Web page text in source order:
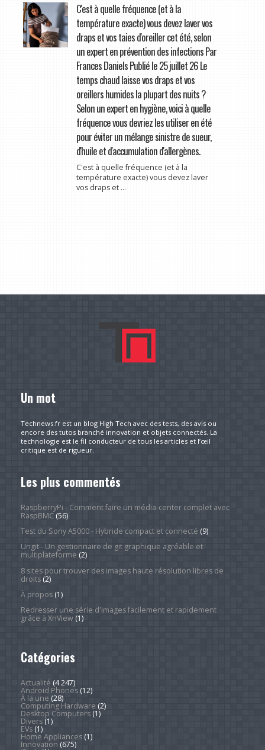
C'est à quelle fréquence (et à la
température exacte) vous devez laver vos
draps et vos taies d'oreiller cet été, selon
un expert en prévention des infections Par
Frances Daniels Publié le 25 juillet 26 Le
temps chaud laisse vos draps et vos
oreillers humides la plupart des nuits ?
Selon un expert en hygiène, voici à quelle
fréquence vous devriez les utiliser en été
pour éviter un mélange sinistre de sueur,
d'huile et d'accumulation d'allergènes.
C'est à quelle fréquence (et à la
température exacte) vous devez laver
vos draps et ...
Un mot
Technews.fr est un blog High Tech avec des tests, des avis ou
encore des tutos branché innovation et objets connectés. La
technologie est le fil conducteur de tous les articles et l’œil
critique est de rigueur.
Les plus commentés
RaspberryPi - Comment faire un média-center complet avec
RaspBMC(56)
Test du Sony A5000 - Hybride compact et connecté (9)
Ungit - Un gestionnaire de git graphique agréable et
multiplateforme (2)
8 sites pour trouver des images haute résolution libres de
droits(2)
À propos(1)
Redresser une série d'images facilement et rapidement
grâce à XnView(1)
Catégories
Actualité (4 247)
Android Phones(12)
À la une (28)
Computing Hardware (2)
Desktop Computers(1)
Divers(1)
EVs(1)
Home Appliances(1)
Innovation (675)